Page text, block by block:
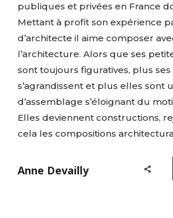
Statut / Organisation
J'accepte lestermes et conditions
* Champ obligatoire
Adresse email*
Nom
Prénom
termes et conditions
publiques et privées en France
Mettant à profit son expérience
d’architecte il aime composer
l’architecture. Alors que ses
sont toujours figuratives, plus
s’agrandissent et plus elles sont
d’assemblage s’éloignant du
Elles deviennent constructions,
cela les compositions
Anne Devailly